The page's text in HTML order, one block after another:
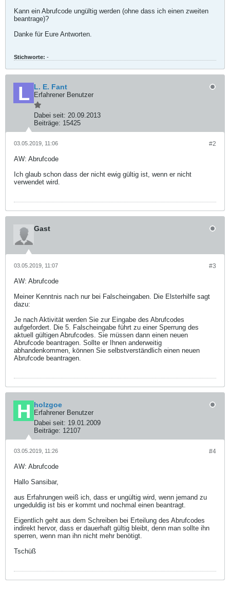
Kann ein Abrufcode ungültig werden (ohne dass ich einen zweiten
beantrage)?
Danke für Eure Antworten.
Stichworte: -
L. E. Fant
Erfahrener Benutzer
Dabei seit: 20.09.2013
Beiträge: 15425
#2
03.05.2019, 11:06
AW: Abrufcode
Ich glaub schon dass der nicht ewig gültig ist, wenn er nicht
verwendet wird.
Gast
#3
03.05.2019, 11:07
AW: Abrufcode
Meiner Kenntnis nach nur bei Falscheingaben. Die Elsterhilfe sagt
dazu:
Je nach Aktivität werden Sie zur Eingabe des Abrufcodes
aufgefordert. Die 5. Falscheingabe führt zu einer Sperrung des
aktuell gültigen Abrufcodes. Sie müssen dann einen neuen
Abrufcode beantragen. Sollte er Ihnen anderweitig
abhandenkommen, können Sie selbstverständlich einen neuen
Abrufcode beantragen.
holzgoe
Erfahrener Benutzer
Dabei seit: 19.01.2009
Beiträge: 12107
#4
03.05.2019, 11:26
AW: Abrufcode
Hallo Sansibar,
aus Erfahrungen weiß ich, dass er ungültig wird, wenn jemand zu
ungeduldig ist bis er kommt und nochmal einen beantragt.
Eigentlich geht aus dem Schreiben bei Erteilung des Abrufcodes
indirekt hervor, dass er dauerhaft gültig bleibt, denn man sollte ihn
sperren, wenn man ihn nicht mehr benötigt.
Tschüß